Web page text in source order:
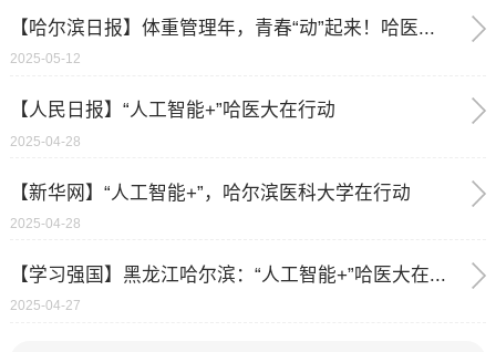
【哈尔滨日报】体重管理年，青春“动”起来！哈医...
2025-05-12
【人民日报】“人工智能+”哈医大在行动
2025-04-28
【新华网】“人工智能+”，哈尔滨医科大学在行动
2025-04-28
【学习强国】黑龙江哈尔滨：“人工智能+”哈医大在...
2025-04-27